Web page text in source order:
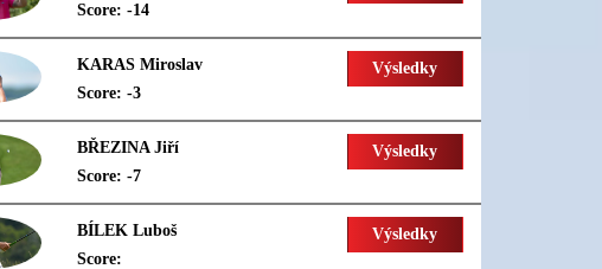
Score: -14
KARAS Miroslav
Score: -3
Výsledky
BŘEZINA Jiří
Score: -7
Výsledky
BÍLEK Luboš
Score:
Výsledky